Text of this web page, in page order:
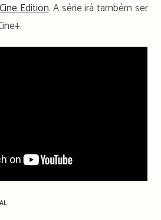
Edition. A série irá também ser